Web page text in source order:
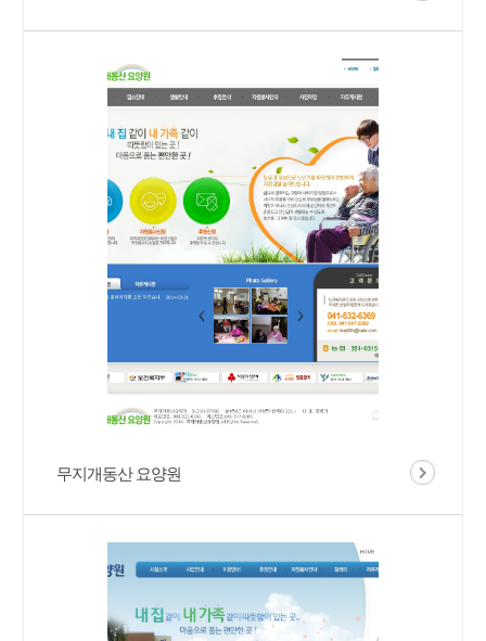
무지개동산 요양원